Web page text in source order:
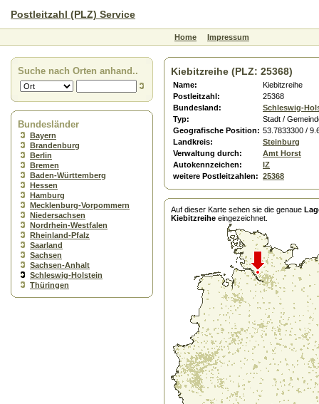
Postleitzahl (PLZ) Service
Home Impressum
Suche nach Orten anhand..
Bundesländer
Bayern
Brandenburg
Berlin
Bremen
Baden-Württemberg
Hessen
Hamburg
Mecklenburg-Vorpommern
Niedersachsen
Nordrhein-Westfalen
Rheinland-Pfalz
Saarland
Sachsen
Sachsen-Anhalt
Schleswig-Holstein
Thüringen
Kiebitzreihe (PLZ: 25368)
Name:
Kiebitzreihe
Postleitzahl:
25368
Bundesland:
Schleswig-
Typ:
Stadt /
Geografische Position: 53.7833300 /
Landkreis:
Steinburg
Verwaltung durch:
Amt Horst
Autokennzeichen:
IZ
weitere Postleitzahlen: 25368
Auf dieser Karte sehen sie die genaue
Kiebitzreihe eingezeichnet.